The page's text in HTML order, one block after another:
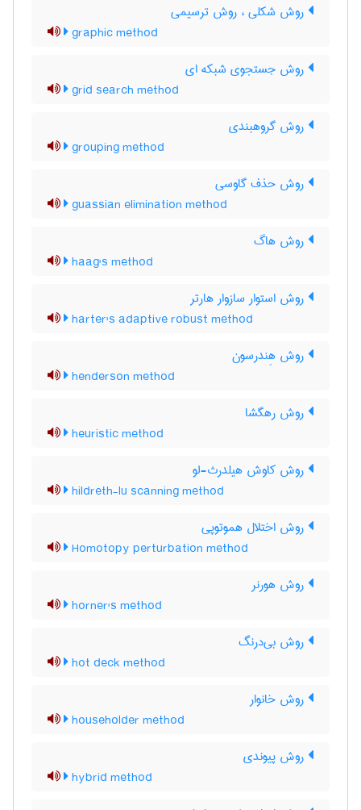
روش شکلی ، روش ترسیمی
graphic method
روش جستجوی شبکه ای
grid search method
روش گروهبندی
grouping method
روش حذف گاوسی
guassian elimination method
روش هاگ
haag's method
روش استوار سازوار هارتر
harter's adaptive robust method
روش هِندرسون
henderson method
روش رهگشا
heuristic method
روش کاوش هیلدرث-لو
hildreth-lu scanning method
روش اختلال هموتوپی
Homotopy perturbation method
روش هورنر
horner's method
روش بی‌درنگ
hot deck method
روش خانوار
householder method
روش پیوندی
hybrid method